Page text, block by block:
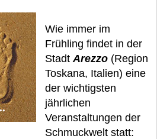
Wie immer im
Frühling findet in der
StadtArezzo (Region
Toskana, Italien) eine
der wichtigsten
jährlichen
Veranstaltungen der
Schmuckwelt statt: